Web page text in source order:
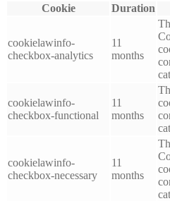
Cookie
Duration
cookielawinfo-
checkbox-analytics
11
months
cookielawinfo-
checkbox-functional
11
months
cookielawinfo-
checkbox-necessary
11
months